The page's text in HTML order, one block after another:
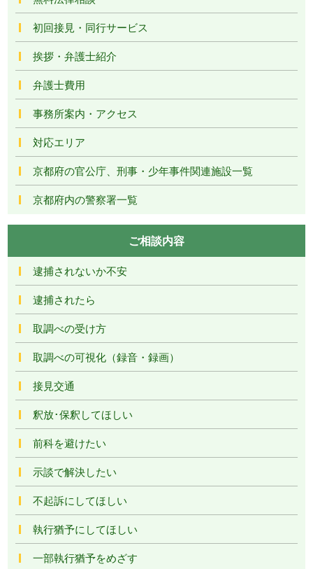
初回接見・同行サービス
挨拶・弁護士紹介
弁護士費用
事務所案内・アクセス
対応エリア
京都府の官公庁、刑事・少年事件関連施設一覧
京都府内の警察署一覧
ご相談内容
逮捕されないか不安
逮捕されたら
取調べの受け方
取調べの可視化（録音・録画）
接見交通
釈放･保釈してほしい
前科を避けたい
示談で解決したい
不起訴にしてほしい
執行猶予にしてほしい
一部執行猶予をめざす